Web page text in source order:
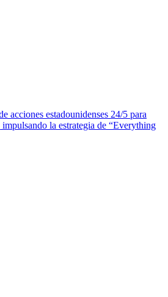
acciones estadounidenses 24/5 para
la estrategia de “Everything